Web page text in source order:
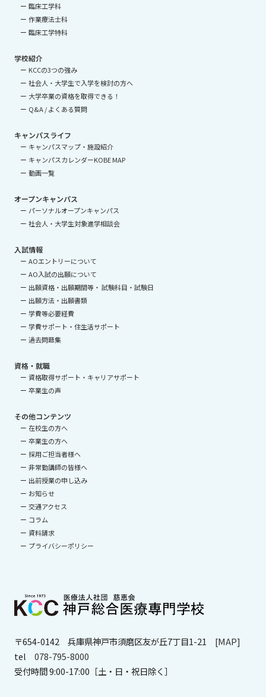
臨床工学科
作業療法士科
臨床工学特科
学校紹介
KCCの3つの強み
社会人・大学生で入学を検討の方へ
大学卒業の資格を取得できる！
Q&A / よくある質問
キャンパスライフ
キャンパスマップ・施設紹介
キャンパスカレンダーKOBE MAP
動画一覧
オープンキャンパス
パーソナルオープンキャンパス
社会人・大学生対象進学相談会
入試情報
AOエントリーについて
AO入試の出願について
出願資格・出願期間等・ 試験科目・試験日
出願方法・出願書類
学費等必要経費
学費サポート・住生活サポート
過去問題集
資格・就職
資格取得サポート・キャリアサポート
卒業生の声
その他コンテンツ
在校生の方へ
卒業生の方へ
採用ご担当者様へ
非常勤講師の皆様へ
出前授業の申し込み
お知らせ
交通アクセス
コラム
資料請求
プライバシーポリシー
〒654-0142 兵庫県神戸市須磨区友が丘7丁目1-21
[MAP]
tel 078-795-8000
受付時間 9:00-17:00［土・日・祝日除く］